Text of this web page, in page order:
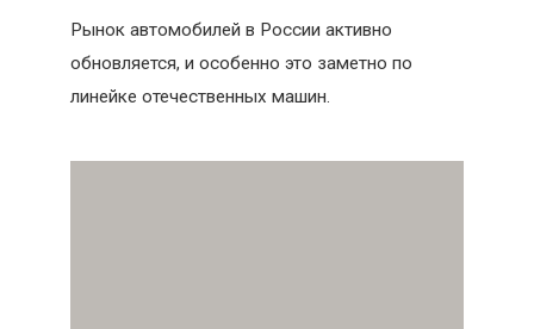
Рынок автомобилей в России активно
обновляется, и особенно это заметно по
линейке отечественных машин.